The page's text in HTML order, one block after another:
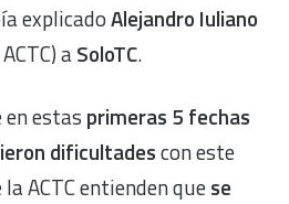
explicadoAlejandro Iuliano
aSoloTC.
estas primeras 5 fechas
dificultadescon este
ACTC entienden quese